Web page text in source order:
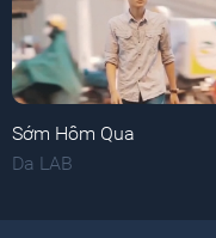
Sớm Hôm Qua
Da LAB